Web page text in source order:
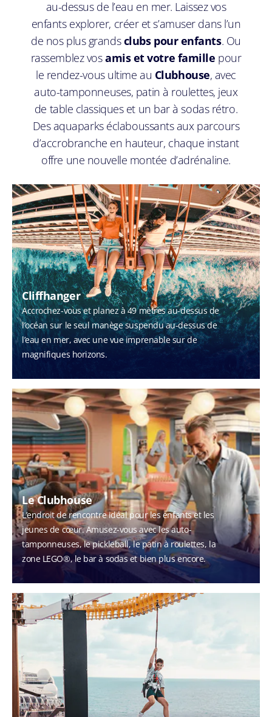
au-dessus de l’eau en mer. Laissez vos
enfants explorer, créer et s’amuser dans l’un
de nos plus grandsclubs pour enfants. Ou
rassemblez vosamis et votre famille pour
le rendez-vous ultime au Clubhouse, avec
auto-tamponneuses, patin à roulettes, jeux
de table classiques et un bar à sodas rétro.
Des aquaparks éclaboussants aux parcours
d’accrobranche en hauteur, chaque instant
offre une nouvelle montée d’adrénaline.
Cliffhanger
Accrochez-vous et planez à 49 mètres au-dessus de
l’océan sur le seul manège suspendu au-dessus de
l’eau en mer, avec une vue imprenable sur de
magnifiques horizons.
Le Clubhouse
L’endroit de rencontre idéal pour les enfants et les
jeunes de cœur. Amusez-vous avec les auto-
tamponneuses, le pickleball, le patin à roulettes, la
zone LEGO®, le bar à sodas et bien plus encore.